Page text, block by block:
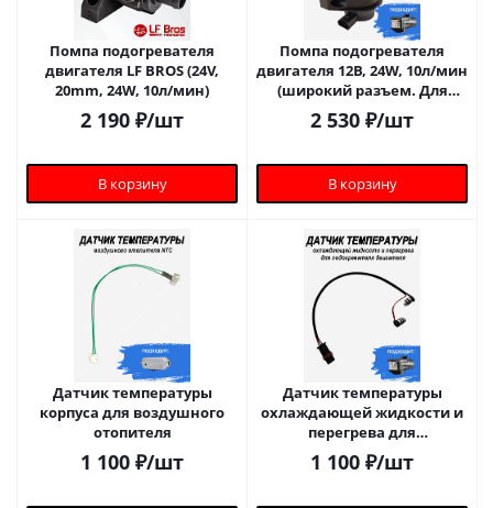
Помпа подогревателя
двигателя LF BROS (24V,
20mm, 24W, 10л/мин)
2 190 ₽/шт
В корзину
Помпа подогревателя
двигателя 12В, 24W, 10л/мин
(широкий разъем. Для
подогревателя 5 кВт)
2 530 ₽/шт
В корзину
Датчик температуры
корпуса для воздушного
отопителя
1 100 ₽/шт
Датчик температуры
охлаждающей жидкости и
перегрева для
подогревателя двигателя
СЕВЕРМАКС 5000mini
1 100 ₽/шт